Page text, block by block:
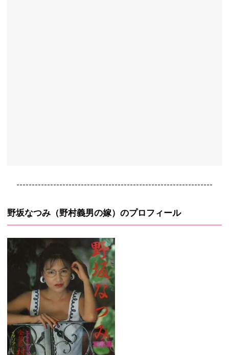
----------------------------------------------------------------
野坂なつみ（野村義男の嫁）のプロフィール